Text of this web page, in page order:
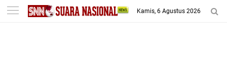
-->
Kamis, 6 Agustus 2026